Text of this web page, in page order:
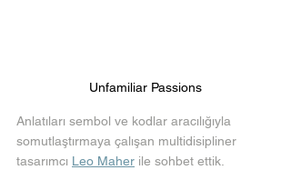
Unfamiliar Passions
Anlatıları sembol ve kodlar aracılığıyla
somutlaştırmaya çalışan multidisipliner
tasarımcı Leo Maher ile sohbet ettik.